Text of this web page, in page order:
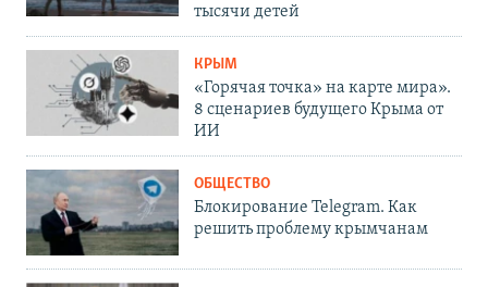
тысячи детей
КРЫМ
«Горячая точка» на карте мира».
8 сценариев будущего Крыма от
ИИ
ОБЩЕСТВО
Блокирование Telegram. Как
решить проблему крымчанам